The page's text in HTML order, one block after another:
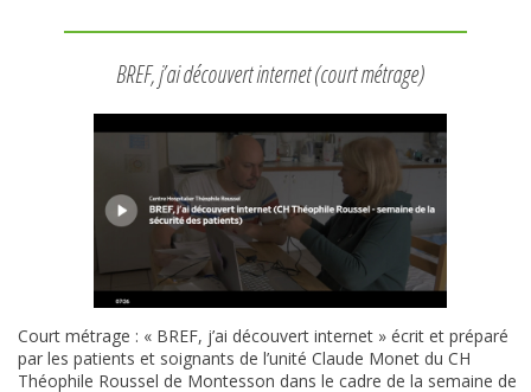
BREF, j’ai découvert internet (court métrage)
Court métrage : « BREF, j’ai découvert internet » écrit et préparé
par les patients et soignants de l’unité Claude Monet du CH
Théophile Roussel de Montesson dans le cadre de la semaine de